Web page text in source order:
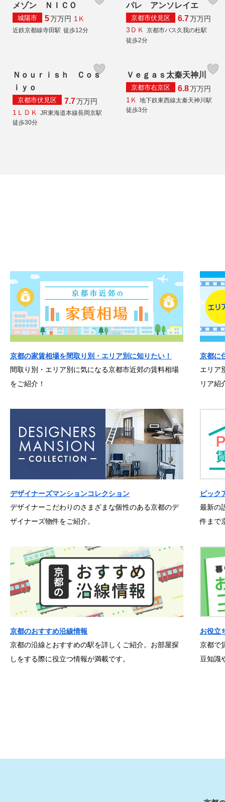
メゾン ＮＩＣＯ
城陽市 5万万円 1Ｋ
近鉄京都線寺田駅 徒歩12分
パレ アンソレイエ
京都市伏見区 6.7万万円
3ＤＫ 京都市バス久我の杜駅
徒歩2分
Ｎｏｕｒｉｓｈ Ｃｏｓ
ｉｙｏ
京都市伏見区 7.7万万円
1ＬＤＫ
JR東海道本線長岡京駅
徒歩30分
Ｖｅｇａｓ太秦天神川
京都市右京区 6.8万万円
1Ｋ
地下鉄東西線太秦天神川駅
徒歩3分
京都の家賃相場を間取り別・エリア別に知りたい！
間取り別・エリア別に気になる京都市近郊の賃料相場
をご紹介！
京都に
エリア
リア紹
デザイナーズマンションコレクション
デザイナーこだわりのさまざまな個性のある京都のデ
ザイナーズ物件をご紹介。
ピック
最新の
件まで
京都のおすすめ沿線情報
京都の沿線とおすすめの駅を詳しくご紹介。お部屋探
しをする際に役立つ情報が満載です。
お役立
京都で
豆知識